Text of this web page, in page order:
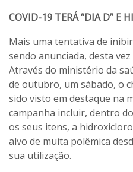
COVID-19 TERÁ “DIA D” E
Mais uma tentativa de
sendo anunciada, desta
Através do ministério da
de outubro, um sábado, o
sido visto em destaque na
campanha incluir, dentro
os seus itens, a
alvo de muita polêmica
sua utilização.